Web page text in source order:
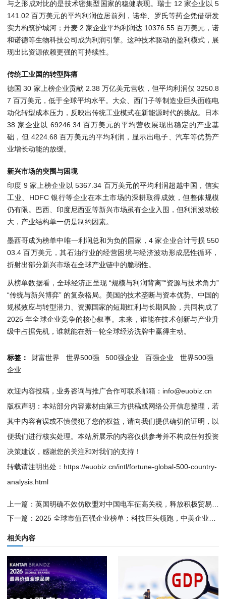
与之形成对比的是技术密集型国家的稳健表现。瑞士 12 家企业以 5
141.02 百万美元的平均利润位居前列，诺华、罗氏等药企凭借研发
实力构筑护城河；丹麦 2 家企业平均利润达 10376.55 百万美元，诺
和诺德等生物科技公司成为利润引擎。这种技术驱动的盈利模式，展
现出比资源依赖更强的可持续性。
传统工业国的转型阵痛
德国 30 家上榜企业贡献 2.38 万亿美元营收，但平均利润仅 3250.8
7 百万美元，低于全球平均水平。大众、西门子等制造业巨头面临电
动化转型成本压力，反映出传统工业模式在新能源时代的挑战。日本
38 家企业以 69246.34 百万美元的平均营收展现出稳定的产业基
础，但 4224.68 百万美元的平均利润，显示出电子、汽车等优势产
业增长动能的放缓。
新兴市场的突围与困境
印度 9 家上榜企业以 5367.34 百万美元的平均利润超越中国，信实
工业、HDFC 银行等企业在本土市场的深耕取得成效，但整体规模
仍有限。巴西、印度尼西亚等新兴市场虽有企业入围，但利润波动较
大，产业结构单一仍是制约因素。
墨西哥成为榜单中唯一利润总和为负的国家，4 家企业合计亏损 550
03.4 百万美元，其石油行业的经营困境与经济波动形成恶性循环，
折射出部分新兴市场在全球产业链中的脆弱性。
从榜单数据看，全球经济正呈现 “规模与利润背离”“资源与技术角力”
“传统与新兴博弈” 的复杂格局。美国的技术垄断与资本优势、中国的
规模效应与转型潜力、资源国家的短期红利与长期风险，共同构成了
2025 年全球企业竞争的核心叙事。未来，谁能在技术创新与产业升
级中占据先机，谁就能在新一轮全球经济洗牌中赢得主动。
标签： 财富世界 世界500强 500强企业 百强企业
世界500强
企业
欢迎内容投稿，业务咨询与推广合作可联系邮箱：info@euobiz.cn
版权声明：本站部分内容素材由第三方供稿或网络公开信息整理，若
其中内容有误或不慎侵犯了您的权益，请向我们提供确切的证明，以
便我们进行核实处理。本站所展示的内容仅供参考并不构成任何投资
决策建议，感谢您的关注和对我们的支持！
转载请注明出处： https://euobiz.cn/intl/fortune-global-500-country-
analysis.html
上一篇： 英国明确不效仿欧盟对中国电车征高关税，释放积极贸易信号
下一篇： 2025 全球市值百强企业榜单：科技巨头领跑，中美企业占比超七成
相关内容